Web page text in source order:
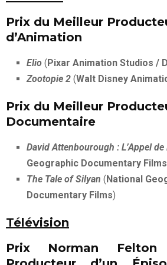
Prix du Meilleur
d’Animation
Elio ( Pixar Animation Studios /
Zootopie 2 (Walt Disney
Prix du Meilleur
Documentaire
David Attenbourough : L’Appel de
Geographic Documentary Films
The Tale of Silyan ( National
Documentary Films)
Télévision
Prix Norman